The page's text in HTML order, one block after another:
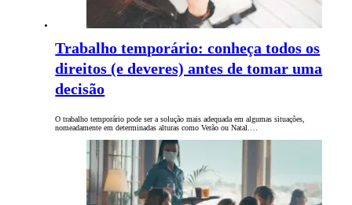
Trabalho temporário: conheça todos os
direitos (e deveres) antes de tomar uma
decisão
O trabalho temporário pode ser a solução mais adequada em algumas situações,
nomeadamente em determinadas alturas como Verão ou Natal.…